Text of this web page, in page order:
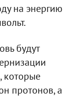
на энергию
будут
которые
протонов, а